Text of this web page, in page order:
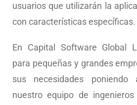
usuarios que utilizarán la
con características específicas.
En Capital Software Global
para pequeñas y grandes
sus necesidades poniendo
nuestro equipo de